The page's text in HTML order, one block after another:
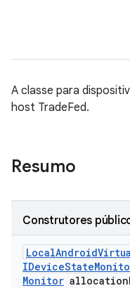
A classe para
host TradeFed.
Resumo
Construtores
LocalAndroid
IDeviceState
Monitor allocation